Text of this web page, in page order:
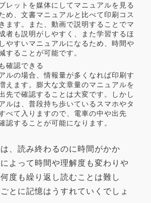
レットを媒体にしてマニュアルを見る
め、文書マニュアルと比べて印刷コス
ます。また、動画で説明することでマ
者も説明がしやすく、また学習するほ
やすいマニュアルになるため、時間や
することが可能です。
確認できる
ルの場合、情報量が多くなれば印刷す
えます。膨大な文章量のマニュアルを
先で確認することは大変です。しかし
ルは、普段持ち歩いているスマホやタ
べて入りますので、電車の中や出先
認することが可能になります。
、読み終わるのに時間がかか
よって時間や理解度も変わりや
度も繰り返し読むことは難し
とに記憶はうすれていくでしょ